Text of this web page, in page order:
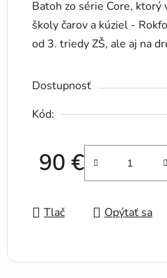
Batoh zo série Core, ktorý
školy čarov a kúziel -
od 3. triedy ZŠ, ale aj na
Dostupnosť
Kód:
90 €
Jednotková cena:
Tlač Opýtať sa